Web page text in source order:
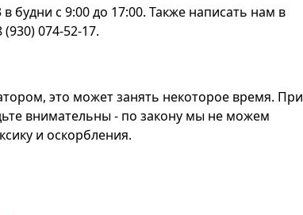
будни с 9:00 до 17:00. Также написать нам в
074-52-17.
это может занять некоторое время. При
внимательны - по закону мы не можем
и оскорбления.